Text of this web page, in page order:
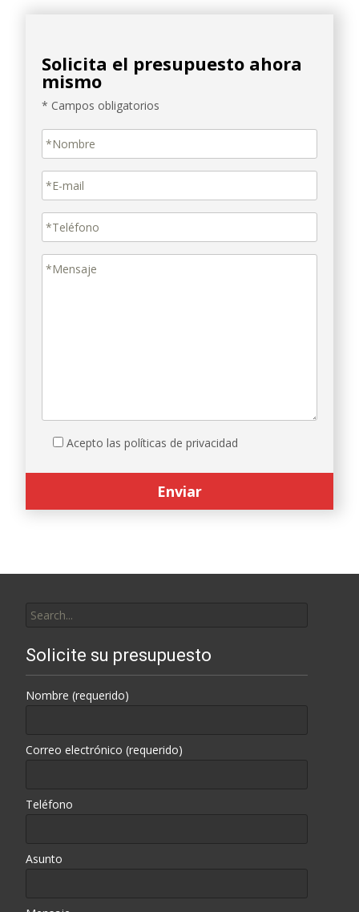
Acepto las políticas de privacidad
for:
Solicite su presupuesto
Nombre (requerido)
Correo electrónico (requerido)
Teléfono
Asunto